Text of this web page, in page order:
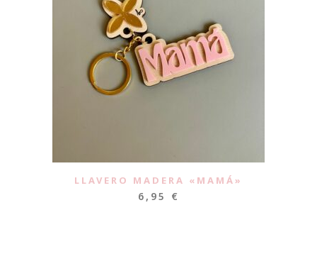
LLAVERO MADERA «MAMÁ»
6,95 €